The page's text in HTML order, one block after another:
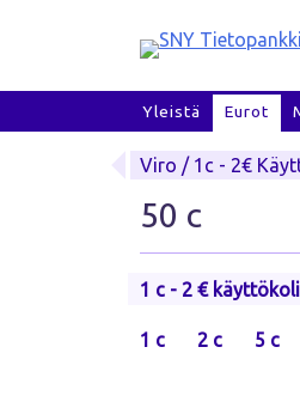
Yleistä
Eurot
Viro / 1c - 2€
50 c
1 c - 2 €
1 c 2 c 5 c